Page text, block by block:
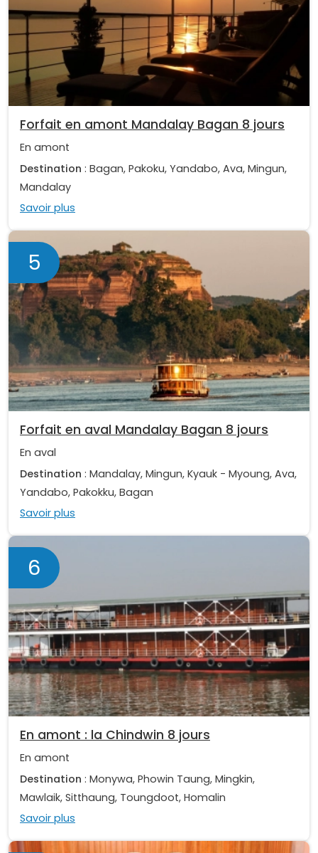
Forfait en amont Mandalay Bagan 8 jours
En amont
Destination : Bagan, Pakoku, Yandabo, Ava, Mingun,
Mandalay
Savoir plus
5
Forfait en aval Mandalay Bagan 8 jours
En aval
Destination : Mandalay, Mingun, Kyauk - Myoung, Ava,
Yandabo, Pakokku, Bagan
Savoir plus
6
En amont : la Chindwin 8 jours
En amont
Destination : Monywa, Phowin Taung, Mingkin,
Mawlaik, Sitthaung, Toungdoot, Homalin
Savoir plus